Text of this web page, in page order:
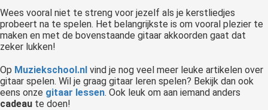
Wees vooral niet te streng voor jezelf als je kerstliedjes
probeert na te spelen. Het belangrijkste is om vooral plezier te
maken en met de bovenstaande gitaar akkoorden gaat dat
zeker lukken!
Op Muziekschool.nl vind je nog veel meer leuke artikelen over
gitaar spelen. Wil je graag gitaar leren spelen? Bekijk dan ook
eens onze gitaar lessen. Ook leuk om aan iemand anders
cadeau te doen!